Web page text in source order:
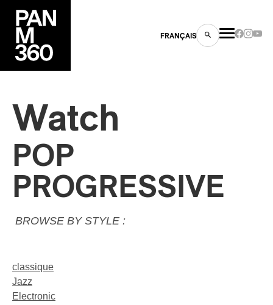
FRANÇAIS
Watch
POP
PROGRESSIVE
BROWSE BY STYLE :
classique
Jazz
Electronic